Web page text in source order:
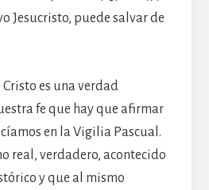
Jesucristo, puede salvar de
Cristo es una verdad
fe que hay que afirmar
en la Vigilia Pascual.
real, verdadero, acontecido
y que al mismo